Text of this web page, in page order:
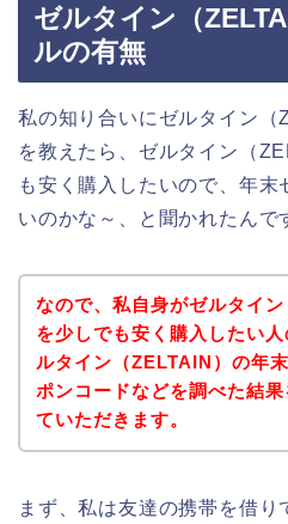
ゼルタイン（
ルの有無
私の知り合いにゼルタイン（
を教えたら、ゼルタイン（
も安く購入したいので、年末
いのかな～、と聞かれたんで
なので、私自身がゼルタイン
を少しでも安く購入したい
ルタイン（ZELTAIN）の年
ポンコードなどを調べた結
ていただきます。
まず、私は友達の携帯を借り